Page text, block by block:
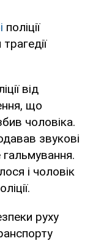
поліції
від
що
чоловіка.
звукові
і чоловік
руху